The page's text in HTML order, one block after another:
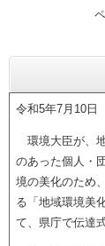
令和5年7月10日
環境大臣が、
のあった個人・
境の美化のため
る「地域環境美
て、県庁で伝達